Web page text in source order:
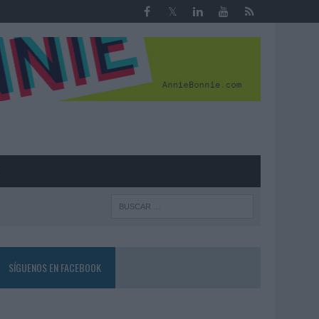
SÍGUENOS EN FACEBOOK